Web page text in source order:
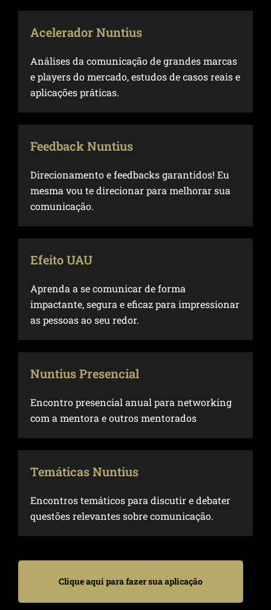
Acelerador Nuntius
Análises da comunicação de grandes marcas
e players do mercado, estudos de casos reais e
aplicações práticas.
Feedback Nuntius
Direcionamento e feedbacks garantidos! Eu
mesma vou te direcionar para melhorar sua
comunicação.
Efeito UAU
Aprenda a se comunicar de forma
impactante, segura e eficaz para impressionar
as pessoas ao seu redor.
Nuntius Presencial
Encontro presencial anual para networking
com a mentora e outros mentorados
Temáticas Nuntius
Encontros temáticos para discutir e debater
questões relevantes sobre comunicação.
Clique aqui para fazer sua aplicação